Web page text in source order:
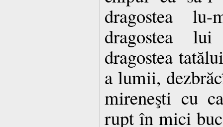
dragostea
dragostea
dragostea
a lumii,
mireneşti cu
rupt în mici